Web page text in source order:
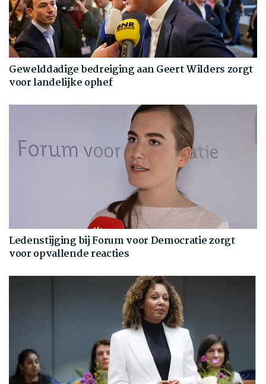
Gewelddadige bedreiging aan Geert Wilders zorgt
voor landelijke ophef
Ledenstijging bij Forum voor Democratie zorgt
voor opvallende reacties